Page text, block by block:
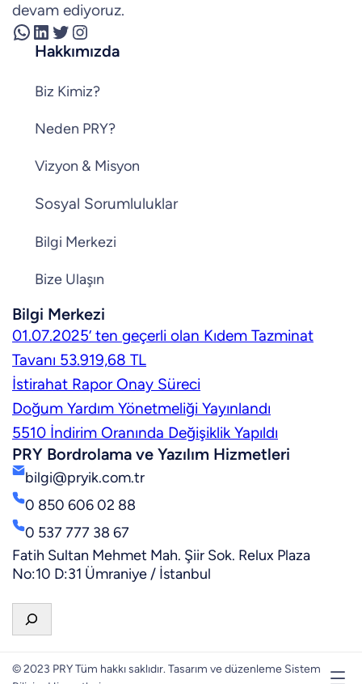
devam ediyoruz.
WhatsApp LinkedIn Twitter Instagram
Hakkımızda
Biz Kimiz?
Neden PRY?
Vizyon & Misyon
Sosyal Sorumluluklar
Bilgi Merkezi
Bize Ulaşın
Bilgi Merkezi
01.07.2025’ ten geçerli olan Kıdem Tazminat
Tavanı 53.919,68 TL
İstirahat Rapor Onay Süreci
Doğum Yardım Yönetmeliği Yayınlandı
5510 İndirim Oranında Değişiklik Yapıldı
PRY Bordrolama ve Yazılım Hizmetleri
bilgi@pryik.com.tr
0 850 606 02 88
0 537 777 38 67
Fatih Sultan Mehmet Mah. Şiir Sok. Relux Plaza
No:10 D:31 Ümraniye / İstanbul
r
© 2023 PRY Tüm hakkı saklıdır. Tasarım ve düzenleme Sistem